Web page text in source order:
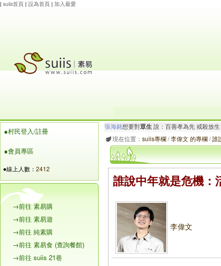
| suiis首頁 | 設為首頁 | 加入最愛
●村民登入/註冊
●會員專區
●線上人數： 2412
→前往 素易購
→前往 素易遊
→前往 純素購
→前往 素易食 (查詢餐館)
→前往 suiis 21巷
張海銘想要對 眾生說：百善孝為先 戒殺放
杜會想要對眾生說：卍南無觀世音菩薩 捐
現在位置： suiis專欄/李偉文 的專欄/誰
誰說中年就是危機：
李偉文